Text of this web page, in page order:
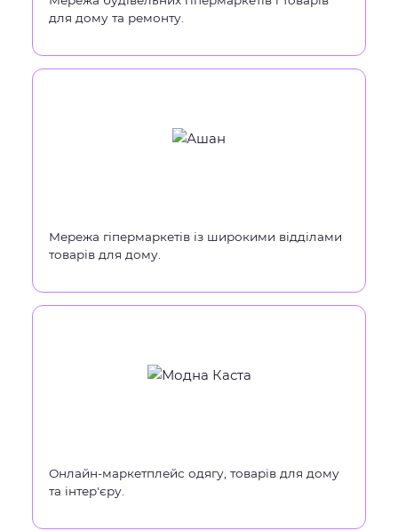
для дому та ремонту.
Мережа гіпермаркетів із широкими відділами
товарів для дому.
Онлайн-маркетплейс одягу, товарів для дому
та інтер'єру.